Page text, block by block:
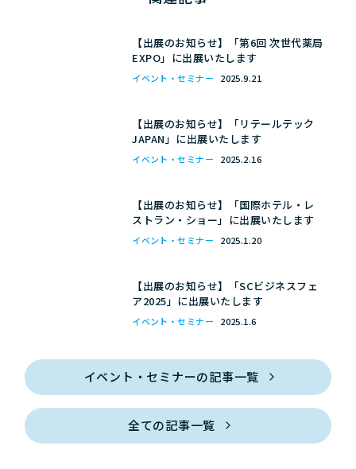
【出展のお知らせ】「第6回 次世代薬局
EXPO」に出展いたします
イベント・セミナー 2025.9.21
【出展のお知らせ】「リテールテック
JAPAN」に出展いたします
イベント・セミナー 2025.2.16
【出展のお知らせ】「国際ホテル・レ
ストラン・ショー」に出展いたします
イベント・セミナー 2025.1.20
【出展のお知らせ】「SCビジネスフェ
ア2025」に出展いたします
イベント・セミナー 2025.1.6
イベント・セミナーの記事一覧
全ての記事一覧